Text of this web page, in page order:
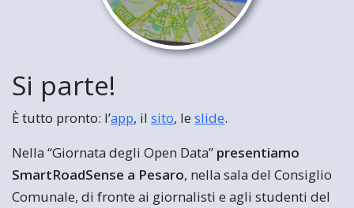
Si parte!
È tutto pronto: l’app, il sito, le slide.
Nella “Giornata degli Open Data” presentiamo
SmartRoadSense a Pesaro, nella sala del Consiglio
Comunale, di fronte ai giornalisti e agli studenti del